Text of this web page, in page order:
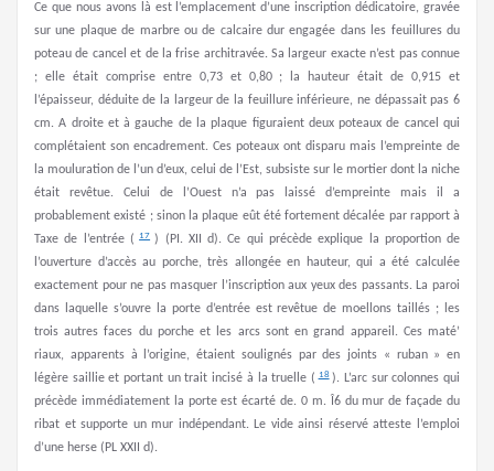
Ce que nous avons là est l’emplacement d’une inscription dédicatoire, gravée
sur une plaque de marbre ou de calcaire dur engagée dans les feuillures du
poteau de cancel et de la frise architravée. Sa largeur exacte n’est pas connue
; elle était comprise entre 0,73 et 0,80 ; la hauteur était de 0,915 et
l’épaisseur, déduite de la largeur de la feuillure inférieure, ne dépassait pas 6
cm. A droite et à gauche de la plaque figuraient deux poteaux de cancel qui
complétaient son encadrement. Ces poteaux ont disparu mais l’empreinte de
la mouluration de l’un d’eux, celui de l’Est, subsiste sur le mortier dont la niche
était revêtue. Celui de l’Ouest n’a pas laissé d’empreinte mais il a
probablement existé ; sinon la plaque eût été fortement décalée par rapport à
Taxe de l’entrée (
17 ) (PI. XII d). Ce qui précède explique la proportion de
l’ouverture d’accès au porche, très allongée en hauteur, qui a été calculée
exactement pour ne pas masquer l’inscription aux yeux des passants. La paroi
dans laquelle s’ouvre la porte d’entrée est revêtue de moellons taillés ; les
trois autres faces du porche et les arcs sont en grand appareil. Ces maté’
riaux, apparents à l’origine, étaient soulignés par des joints « ruban » en
légère saillie et portant un trait incisé à la truelle ( 18 ). L’arc sur colonnes qui
précède immédiatement la porte est écarté de. 0 m. Î6 du mur de façade du
ribat et supporte un mur indépendant. Le vide ainsi réservé atteste l’emploi
d’une herse (PL XXII d).